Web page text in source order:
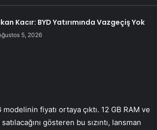
Kacır: BYD Yatırımında Vazgeçiş Yok
5, 2026
fiyatı ortaya çıktı. 12 GB RAM ve
gösteren bu sızıntı, lansman